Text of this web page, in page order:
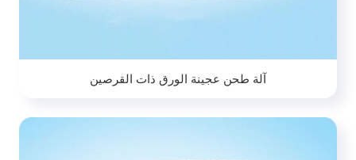
آلة طحن عجينة الورق ذات القرصين